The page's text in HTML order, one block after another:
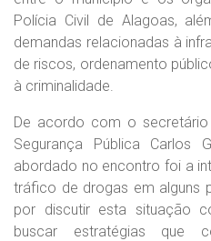
Polícia Civil de Alagoas,
demandas relacionadas à
de riscos, ordenamento
à criminalidade.
De acordo com o secretário
Segurança Pública Carlos
abordado no encontro foi a
tráfico de drogas em alguns
por discutir esta situação
buscar estratégias que